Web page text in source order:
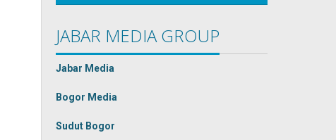
JABAR MEDIA GROUP
Jabar Media
Bogor Media
Sudut Bogor